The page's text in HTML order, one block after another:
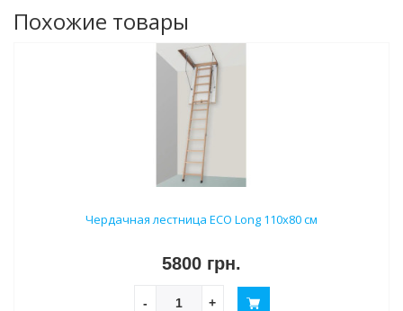
Похожие товары
Чердачная лестница ECO Long 110х80 см
5800 грн.
- +